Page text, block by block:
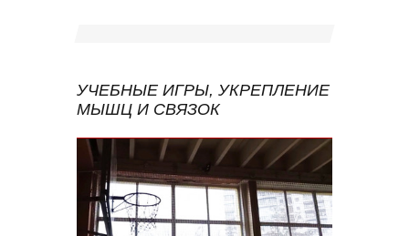
УЧЕБНЫЕ ИГРЫ, УКРЕПЛЕНИЕ
МЫШЦ И СВЯЗОК